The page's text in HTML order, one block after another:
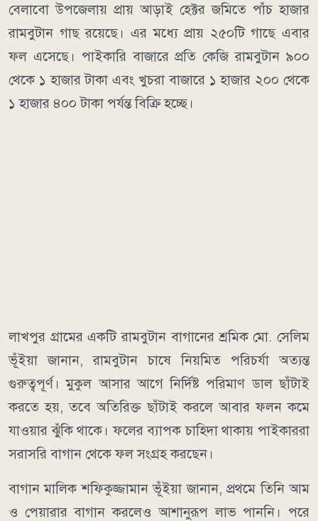
বেলাবো উপজেলায় প্রায় আড়াই হেক্টর জমিতে পাঁচ হাজার
রামবুটান গাছ রয়েছে। এর মধ্যে প্রায় ২৫০টি গাছে এবার
ফল এসেছে। পাইকারি বাজারে প্রতি কেজি রামবুটান ৯০০
থেকে ১ হাজার টাকা এবং খুচরা বাজারে ১ হাজার ২০০ থেকে
১ হাজার ৪০০ টাকা পর্যন্ত বিক্রি হচ্ছে।
লাখপুর গ্রামের একটি রামবুটান বাগানের শ্রমিক মো. সেলিম
ভূঁইয়া জানান, রামবুটান চাষে নিয়মিত পরিচর্যা অত্যন্ত
গুরুত্বপূর্ণ। মুকুল আসার আগে নির্দিষ্ট পরিমাণ ডাল ছাঁটাই
করতে হয়, তবে অতিরিক্ত ছাঁটাই করলে আবার ফলন কমে
যাওয়ার ঝুঁকি থাকে। ফলের ব্যাপক চাহিদা থাকায় পাইকাররা
সরাসরি বাগান থেকে ফল সংগ্রহ করছেন।
বাগান মালিক শফিকুজ্জামান ভূঁইয়া জানান, প্রথমে তিনি আম
ও পেয়ারার বাগান করলেও আশানুরূপ লাভ পাননি। পরে